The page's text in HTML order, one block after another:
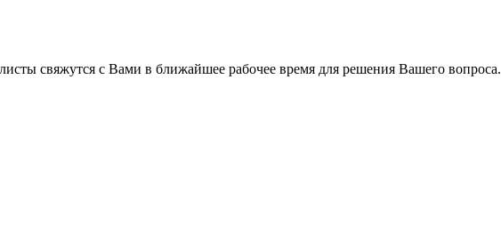
свяжутся с Вами в ближайшее рабочее время для решения Вашего вопроса.